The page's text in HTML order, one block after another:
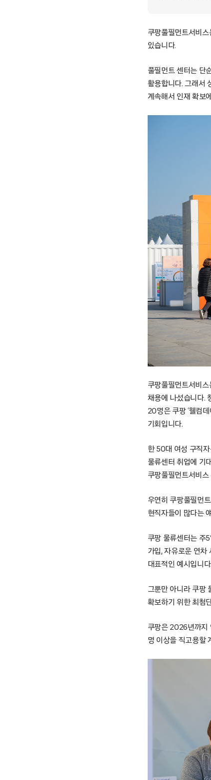
쿠팡풀필먼트서비
있습니다.
풀필먼트 센터는 단
활용합니다. 그래서
계속해서 인재 확보
쿠팡풀필먼트서비
채용에 나섰습니다.
20명은 쿠팡 ‘웰컴
기회입니다.
한 50대 여성 구직
물류센터 취업에 기
쿠팡풀필먼트서비
우연히 쿠팡풀필먼
현직자들이 많다는
쿠팡 물류센터는 주
가입, 자유로운 연차
대표적인 예시입니다.
그뿐만 아니라 쿠팡
확보하기 위한 최첨
쿠팡은 2026년까지
명 이상을 직고용할